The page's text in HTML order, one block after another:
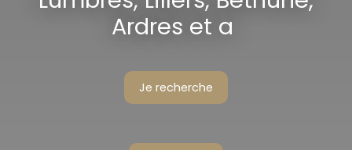
Ardres et alentours
Je recherche